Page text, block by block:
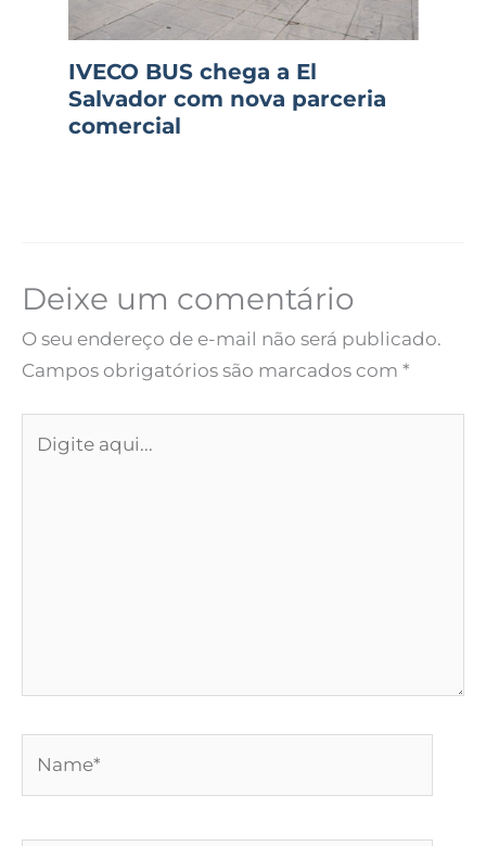
IVECO BUS chega a El
Salvador com nova parceria
comercial
Deixe um comentário
O seu endereço de e-mail não será publicado.
Campos obrigatórios são marcados com *
aqui...